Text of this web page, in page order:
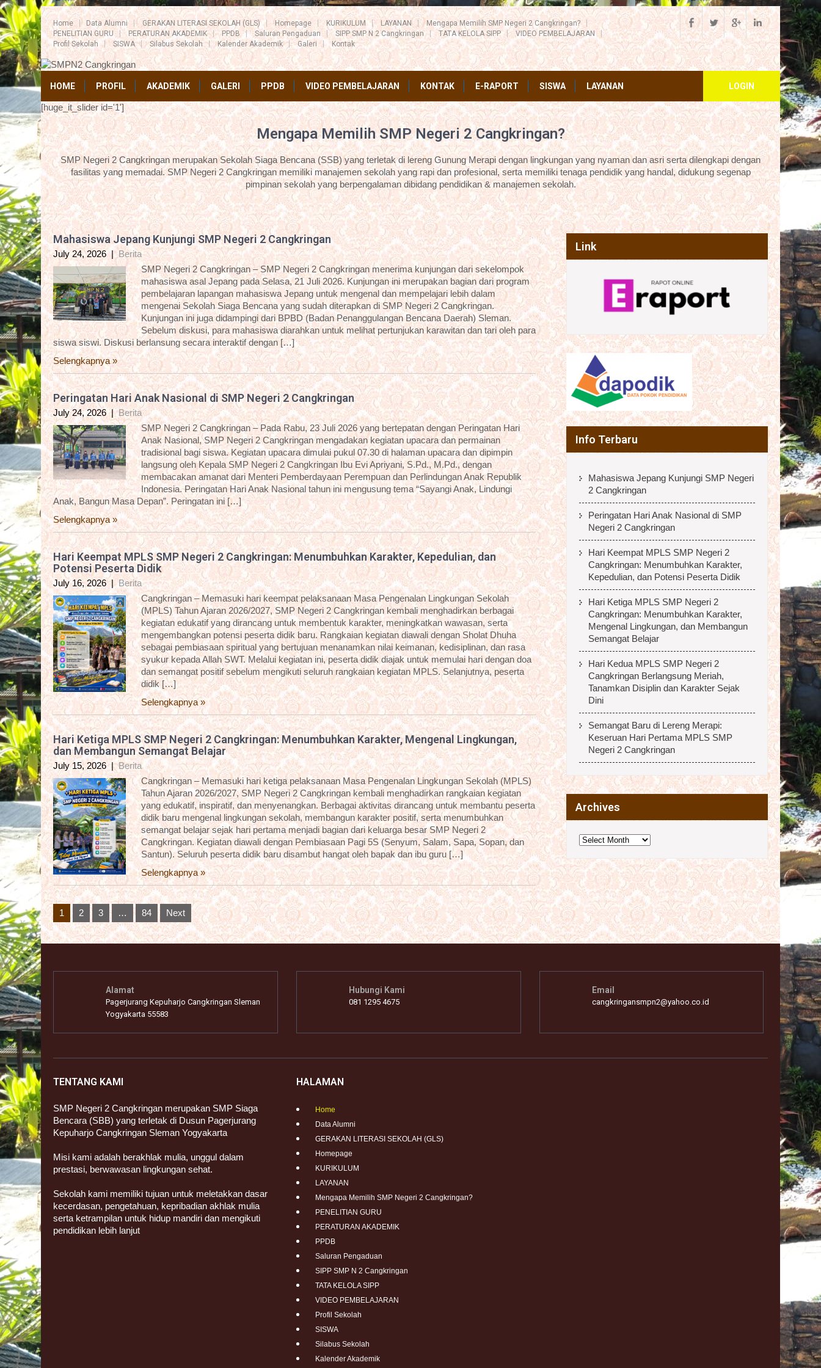
Home Data Alumni GERAKAN LITERASI SEKOLAH (GLS) Homepage KURIKULUM LAYANAN
Mengapa Memilih SMP Negeri 2 Cangkringan?
PENELITIAN GURU
PERATURAN AKADEMIK PPDB Saluran Pengaduan SIPP SMP N 2 Cangkringan TATA KELOLA SIPP
VIDEO PEMBELAJARAN
Profil Sekolah
SISWA Silabus Sekolah Kalender Akademik Galeri Kontak
HOME PROFIL AKADEMIK GALERI PPDB VIDEO PEMBELAJARAN KONTAK E-RAPORT SISWA LAYANAN LOGIN
[huge_it_slider id='1']
Mengapa Memilih SMP Negeri 2 Cangkringan?
SMP Negeri 2 Cangkringan merupakan Sekolah Siaga Bencana (SSB) yang terletak di lereng Gunung Merapi dengan lingkungan yang nyaman dan asri serta dilengkapi dengan
fasilitas yang memadai. SMP Negeri 2 Cangkringan memiliki manajemen sekolah yang rapi dan profesional, serta memiliki tenaga pendidik yang handal, didukung segenap
pimpinan sekolah yang berpengalaman dibidang pendidikan & manajemen sekolah.
Mahasiswa Jepang Kunjungi SMP Negeri 2 Cangkringan
July 24, 2026 | Berita
SMP Negeri 2 Cangkringan – SMP Negeri 2 Cangkringan menerima kunjungan dari sekelompok
mahasiswa asal Jepang pada Selasa, 21 Juli 2026. Kunjungan ini merupakan bagian dari program
pembelajaran lapangan mahasiswa Jepang untuk mengenal dan mempelajari lebih dalam
mengenai Sekolah Siaga Bencana yang sudah diterapkan di SMP Negeri 2 Cangkringan.
Kunjungan ini juga didampingi dari BPBD (Badan Penanggulangan Bencana Daerah) Sleman.
Sebelum diskusi, para mahasiswa diarahkan untuk melihat pertunjukan karawitan dan tari oleh para
siswa siswi. Diskusi berlansung secara interaktif dengan […]
Selengkapnya »
Peringatan Hari Anak Nasional di SMP Negeri 2 Cangkringan
July 24, 2026 |Berita
SMP Negeri 2 Cangkringan – Pada Rabu, 23 Juli 2026 yang bertepatan dengan Peringatan Hari
Anak Nasional, SMP Negeri 2 Cangkringan mengadakan kegiatan upacara dan permainan
tradisional bagi siswa. Kegiatan upacara dimulai pukul 07.30 di halaman upacara dan dipimpin
langsung oleh Kepala SMP Negeri 2 Cangkringan Ibu Evi Apriyani, S.Pd., M.Pd., dengan
membacakan amanat dari Menteri Pemberdayaan Perempuan dan Perlindungan Anak Republik
Indonesia. Peringatan Hari Anak Nasional tahun ini mengusung tema “Sayangi Anak, Lindungi
Anak, Bangun Masa Depan”. Peringatan ini […]
Selengkapnya »
Hari Keempat MPLS SMP Negeri 2 Cangkringan: Menumbuhkan Karakter, Kepedulian, dan
Potensi Peserta Didik
July 16, 2026 |Berita
Cangkringan – Memasuki hari keempat pelaksanaan Masa Pengenalan Lingkungan Sekolah
(MPLS) Tahun Ajaran 2026/2027, SMP Negeri 2 Cangkringan kembali menghadirkan berbagai
kegiatan edukatif yang dirancang untuk membentuk karakter, meningkatkan wawasan, serta
mengembangkan potensi peserta didik baru. Rangkaian kegiatan diawali dengan Sholat Dhuha
sebagai pembiasaan spiritual yang bertujuan menanamkan nilai keimanan, kedisiplinan, dan rasa
syukur kepada Allah SWT. Melalui kegiatan ini, peserta didik diajak untuk memulai hari dengan doa
dan semangat positif sebelum mengikuti seluruh rangkaian kegiatan MPLS. Selanjutnya, peserta
didik […]
Selengkapnya »
Hari Ketiga MPLS SMP Negeri 2 Cangkringan: Menumbuhkan Karakter, Mengenal Lingkungan,
dan Membangun Semangat Belajar
July 15, 2026 |Berita
Cangkringan – Memasuki hari ketiga pelaksanaan Masa Pengenalan Lingkungan Sekolah (MPLS)
Tahun Ajaran 2026/2027, SMP Negeri 2 Cangkringan kembali menghadirkan rangkaian kegiatan
yang edukatif, inspiratif, dan menyenangkan. Berbagai aktivitas dirancang untuk membantu peserta
didik baru mengenal lingkungan sekolah, membangun karakter positif, serta menumbuhkan
semangat belajar sejak hari pertama menjadi bagian dari keluarga besar SMP Negeri 2
Cangkringan. Kegiatan diawali dengan Pembiasaan Pagi 5S (Senyum, Salam, Sapa, Sopan, dan
Santun). Seluruh peserta didik baru disambut hangat oleh bapak dan ibu guru […]
Selengkapnya »
Posts
pagination
1 2 3 … 84 Next
Link
Info Terbaru
Mahasiswa Jepang Kunjungi SMP Negeri
2 Cangkringan
Peringatan Hari Anak Nasional di SMP
Negeri 2 Cangkringan
Hari Keempat MPLS SMP Negeri 2
Cangkringan: Menumbuhkan Karakter,
Kepedulian, dan Potensi Peserta Didik
Hari Ketiga MPLS SMP Negeri 2
Cangkringan: Menumbuhkan Karakter,
Mengenal Lingkungan, dan Membangun
Semangat Belajar
Hari Kedua MPLS SMP Negeri 2
Cangkringan Berlangsung Meriah,
Tanamkan Disiplin dan Karakter Sejak
Dini
Semangat Baru di Lereng Merapi:
Keseruan Hari Pertama MPLS SMP
Negeri 2 Cangkringan
Archives
Archives
Alamat
Pagerjurang Kepuharjo Cangkringan Sleman
Yogyakarta 55583
Hubungi Kami
081 1295 4675
Email
cangkringansmpn2@yahoo.co.id
TENTANG KAMI
SMP Negeri 2 Cangkringan merupakan SMP Siaga
Bencara (SBB) yang terletak di Dusun Pagerjurang
Kepuharjo Cangkringan Sleman Yogyakarta
Misi kami adalah berakhlak mulia, unggul dalam
prestasi, berwawasan lingkungan sehat.
Sekolah kami memiliki tujuan untuk meletakkan dasar
kecerdasan, pengetahuan, kepribadian akhlak mulia
serta ketrampilan untuk hidup mandiri dan mengikuti
pendidikan lebih lanjut
HALAMAN
Home
Data Alumni
GERAKAN LITERASI SEKOLAH (GLS)
Homepage
KURIKULUM
LAYANAN
Mengapa Memilih SMP Negeri 2 Cangkringan?
PENELITIAN GURU
PERATURAN AKADEMIK
PPDB
Saluran Pengaduan
SIPP SMP N 2 Cangkringan
TATA KELOLA SIPP
VIDEO PEMBELAJARAN
Profil Sekolah
SISWA
Silabus Sekolah
Kalender Akademik